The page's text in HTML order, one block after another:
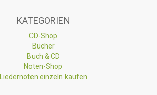
KATEGORIEN
CD-Shop
Bücher
Buch & CD
Noten-Shop
Liedernoten einzeln kaufen